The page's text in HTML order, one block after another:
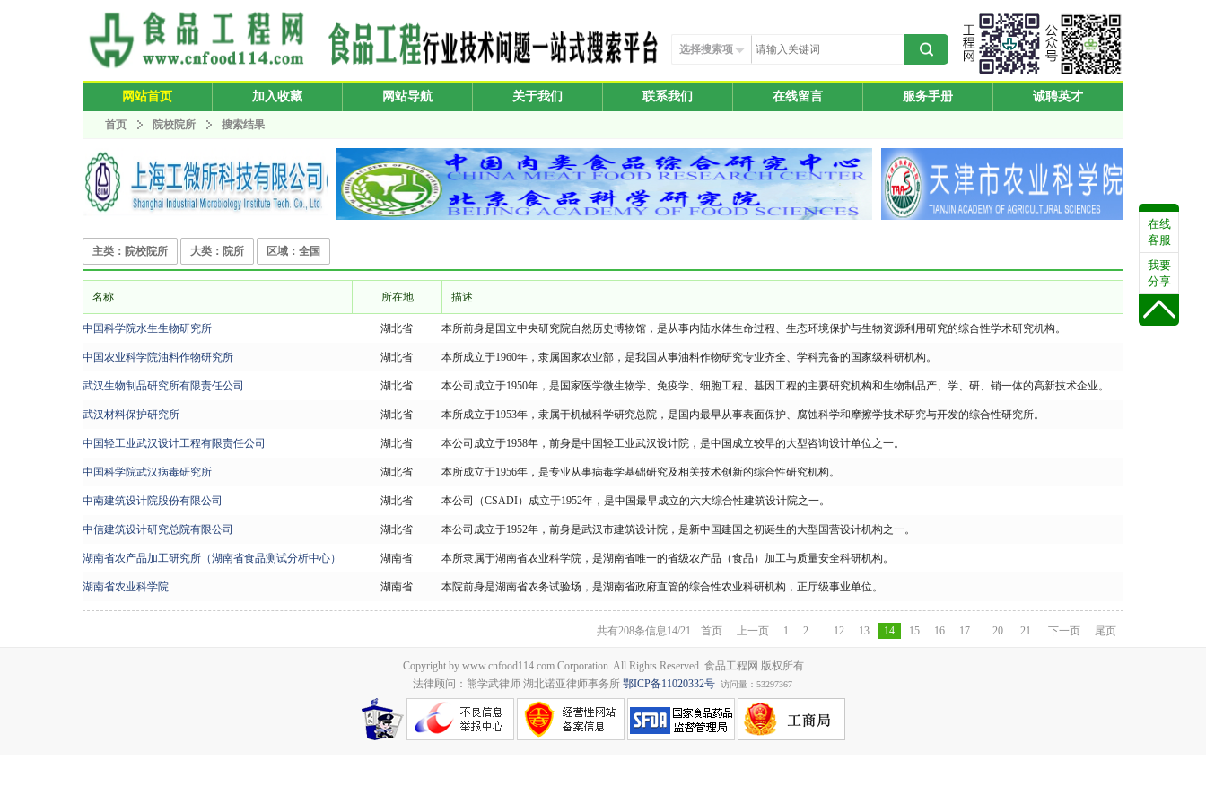
选择搜索项
网站首页 加入收藏 网站导航 关于我们 联系我们 在线留言 服务手册 诚聘英才
首页 院校院所 搜索结果
主类：院校院所 大类：院所 区域：全国
名称 所在地 描述
中国科学院水生生物研究所 湖北省 本所前身是国立中央研究院自然历史博物馆，是从事内陆水体生命过程、生态环境保护与生物资源利用研究的综合性学术研究机构。
中国农业科学院油料作物研究所 湖北省 本所成立于1960年，隶属国家农业部，是我国从事油料作物研究专业齐全、学科完备的国家级科研机构。
武汉生物制品研究所有限责任公司 湖北省 本公司成立于1950年，是国家医学微生物学、免疫学、细胞工程、基因工程的主要研究机构和生物制品产、学、研、销一体的高新技术企业。
武汉材料保护研究所 湖北省 本所成立于1953年，隶属于机械科学研究总院，是国内最早从事表面保护、腐蚀科学和摩擦学技术研究与开发的综合性研究所。
中国轻工业武汉设计工程有限责任公司 湖北省 本公司成立于1958年，前身是中国轻工业武汉设计院，是中国成立较早的大型咨询设计单位之一。
中国科学院武汉病毒研究所 湖北省 本所成立于1956年，是专业从事病毒学基础研究及相关技术创新的综合性研究机构。
中南建筑设计院股份有限公司 湖北省 本公司（CSADI）成立于1952年，是中国最早成立的六大综合性建筑设计院之一。
中信建筑设计研究总院有限公司 湖北省 本公司成立于1952年，前身是武汉市建筑设计院，是新中国建国之初诞生的大型国营设计机构之一。
湖南省农产品加工研究所（湖南省食品测试分析中心） 湖南省 本所隶属于湖南省农业科学院，是湖南省唯一的省级农产品（食品）加工与质量安全科研机构。
湖南省农业科学院 湖南省 本院前身是湖南省农务试验场，是湖南省政府直管的综合性农业科研机构，正厅级事业单位。
共有208条信息14/21 首页 上一页 1 2 ... 12 13 14 15 16 17 ... 20 21 下一页 尾页
在线
客服
我要
分享
Copyright by www.cnfood114.com Corporation. All Rights Reserved. 食品工程网 版权所有
法律顾问：熊学武律师 湖北诺亚律师事务所 鄂ICP备11020332号 访问量：53297367